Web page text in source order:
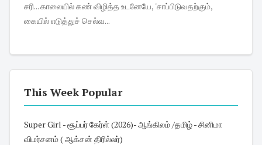
சரி... காலையில் கண் விழித்த உடனேயே, 'சாப்பிடுவதற்கும்,
கையில் எடுத்துச் செல்வ...
This Week Popular
Super Girl - சூப்பர் கேர்ள் (2026)- ஆங்கிலம் /தமிழ் - சினிமா
விமர்சனம் ( ஆக்சன் திரில்லர்)